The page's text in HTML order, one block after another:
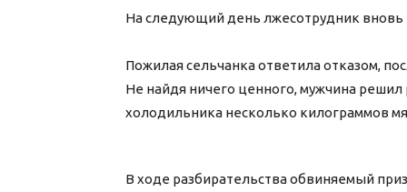
На следующий день лжесотрудник
Пожилая сельчанка ответила отказом,
Не найдя ничего ценного, мужчина решил
холодильника несколько килограммов
В ходе разбирательства обвиняемый